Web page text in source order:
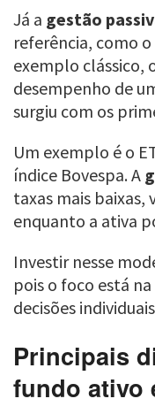
Já a gestão
referência, como
exemplo clássico,
desempenho de
surgiu com os
Um exemplo é o
índice Bovespa. A
taxas mais baixas,
enquanto a ativa
Investir nesse
pois o foco está
decisões
Principais
fundo ativo